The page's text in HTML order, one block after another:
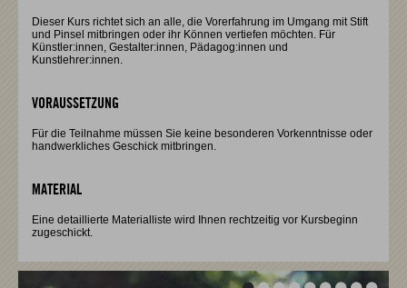
Dieser Kurs richtet sich an alle, die Vorerfahrung im Umgang mit Stift
und Pinsel mitbringen oder ihr Können vertiefen möchten. Für
Künstler:innen, Gestalter:innen, Pädagog:innen und
Kunstlehrer:innen.
VORAUSSETZUNG
Für die Teilnahme müssen Sie keine besonderen Vorkenntnisse oder
handwerkliches Geschick mitbringen.
MATERIAL
Eine detaillierte Materialliste wird Ihnen rechtzeitig vor Kursbeginn
zugeschickt.
Vor
Vor